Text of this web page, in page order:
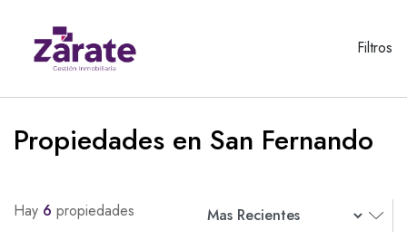
Filtros
Propiedades en San Fernando
Hay 6 propiedades